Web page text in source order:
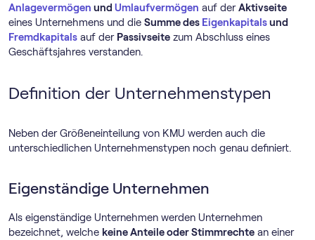
Anlagevermögen und Umlaufvermögen auf derAktivseite
eines Unternehmens und die Summe des Eigenkapitalsund
Fremdkapitals auf der Passivseite zum Abschluss eines
Geschäftsjahres verstanden.
Definition der Unternehmenstypen
Neben der Größeneinteilung von KMU werden auch die
unterschiedlichen Unternehmenstypen noch genau definiert.
Eigenständige Unternehmen
Als eigenständige Unternehmen werden Unternehmen
bezeichnet, welche keine Anteile oder Stimmrechte an einer